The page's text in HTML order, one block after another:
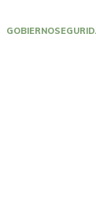
GOBIERNO